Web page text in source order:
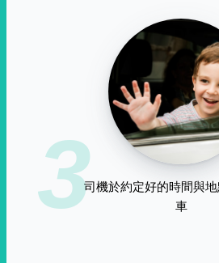
3司機於約定好的時間與
車